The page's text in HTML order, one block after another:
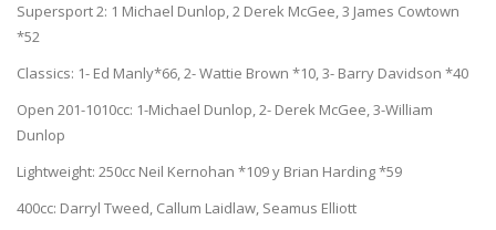
Supersport 2: 1 Michael Dunlop, 2 Derek McGee, 3 James Cowtown
*52
Classics: 1- Ed Manly*66, 2- Wattie Brown *10, 3- Barry Davidson *40
Open 201-1010cc: 1-Michael Dunlop, 2- Derek McGee, 3-William
Dunlop
Lightweight: 250cc Neil Kernohan *109 y Brian Harding *59
400cc: Darryl Tweed, Callum Laidlaw, Seamus Elliott